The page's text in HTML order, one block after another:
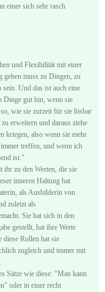
einer sich sehr rasch
und Flexibilität mit einer
geben muss zu Dingen, zu
Und das ist auch eine
Dinge gut hin, wenn sie
wie sie zurzeit für sie lösbar
erweitern und daraus ziehe
kriegen, also wenn sie mehr
treffen, und wenn ich
ist."
ihr zu den Werten, die sie
inneren Haltung hat
als Ausbilderin von
zuletzt als
Sie hat sich in den
gestellt, hat ihre Werte
diese Rollen hat sie
zugleich und immer mit
Sätze wie diese: "Man kann
oder in einer recht